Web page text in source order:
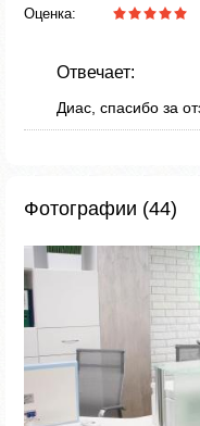
Оценка:
Отвечает:
Диас, спасибо за
Фотографии (44)